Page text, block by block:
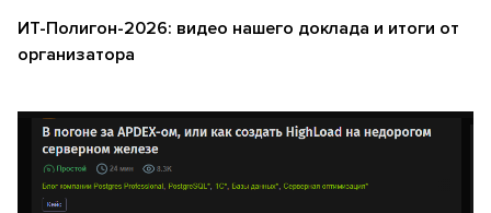
ИТ-Полигон-2026: видео нашего доклада и итоги от
организатора